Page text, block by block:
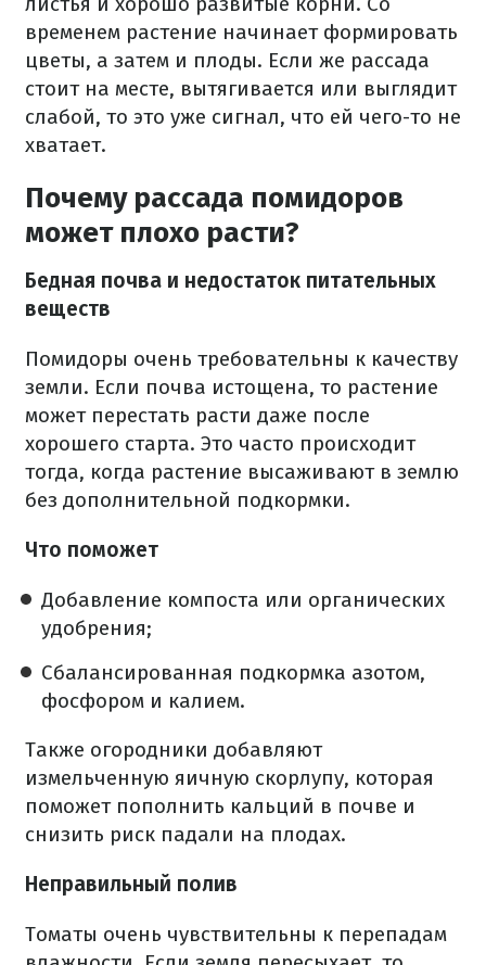
временем растение начинает формировать
цветы, а затем и плоды. Если же рассада
стоит на месте, вытягивается или выглядит
слабой, то это уже сигнал, что ей чего-то не
хватает.
Почему рассада помидоров
может плохо расти?
Бедная почва и недостаток питательных
веществ
Помидоры очень требовательны к качеству
земли. Если почва истощена, то растение
может перестать расти даже после
хорошего старта. Это часто происходит
тогда, когда растение высаживают в землю
без дополнительной подкормки.
Что поможет
Добавление компоста или органических
удобрения;
Сбалансированная подкормка азотом,
фосфором и калием.
Также огородники добавляют
измельченную яичную скорлупу, которая
поможет пополнить кальций в почве и
снизить риск падали на плодах.
Неправильный полив
Томаты очень чувствительны к перепадам